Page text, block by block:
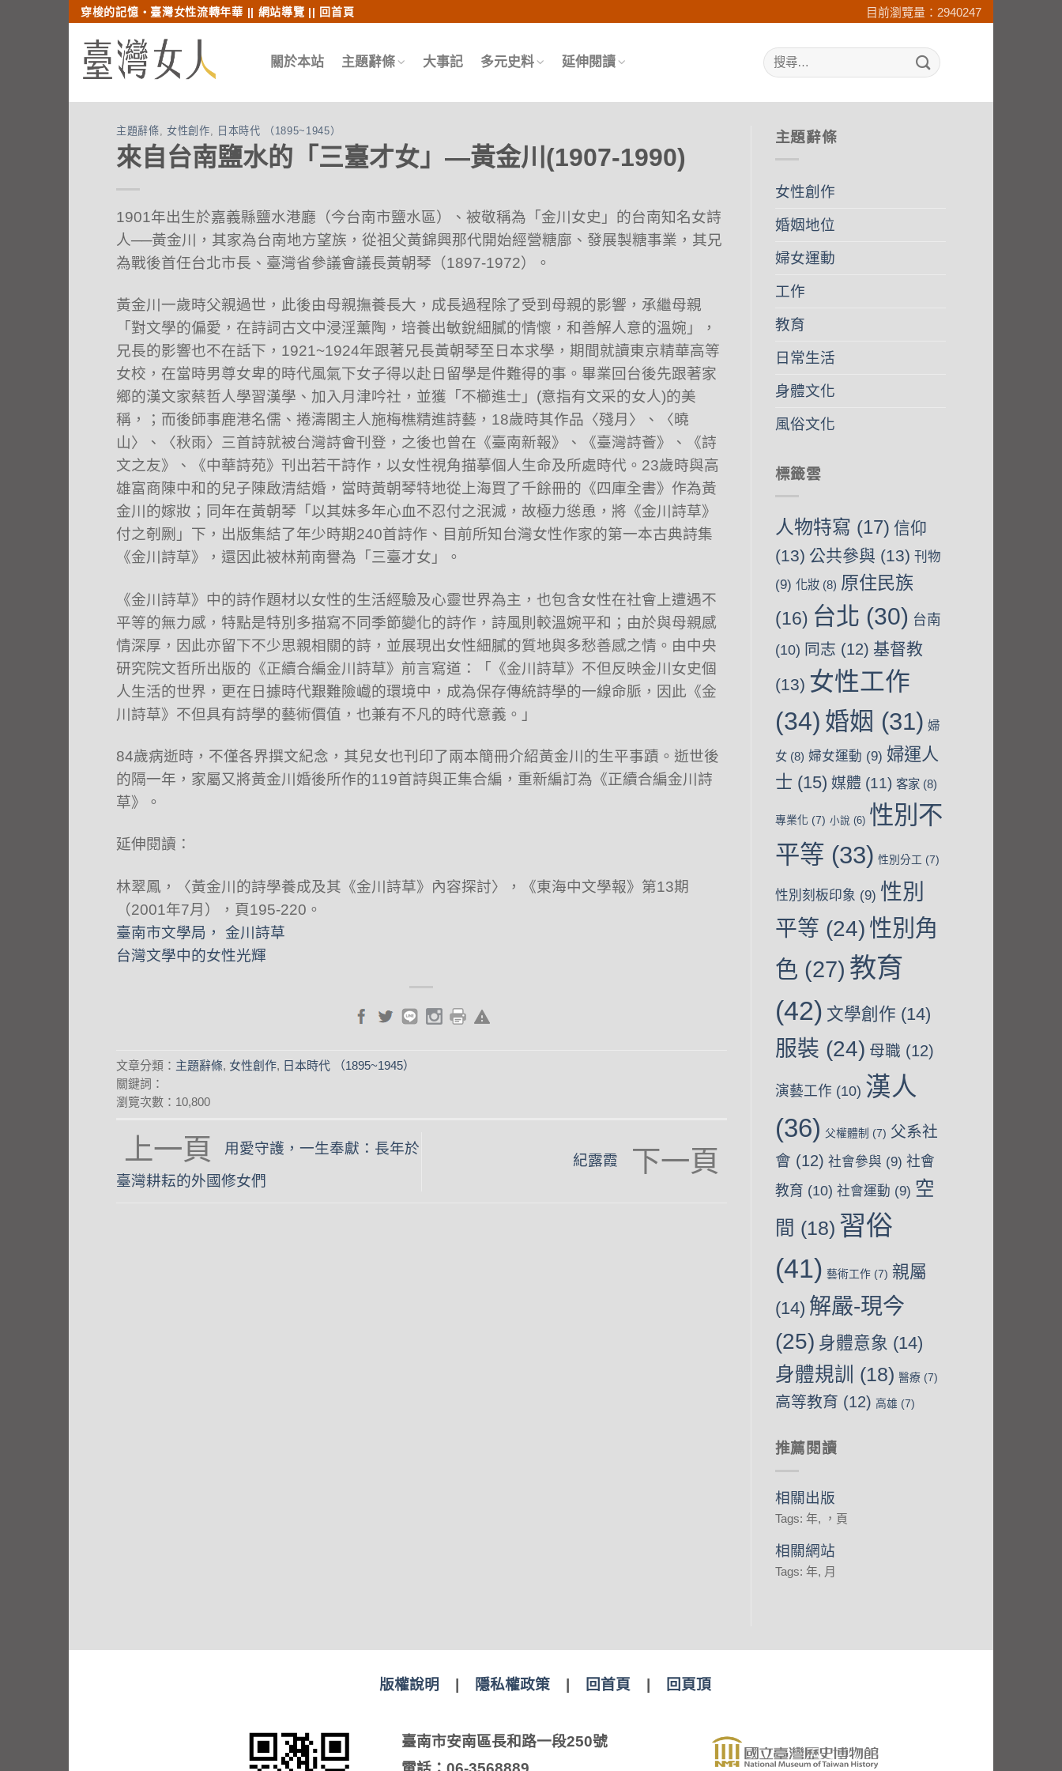
跳至內文
跳至索引列
穿梭的記憶‧臺灣女性流轉年華 || 網站導覽 || 回首頁 目前瀏覽量：2940247
關於本站 主題辭條 大事記 多元史料 延伸閱讀 search
主題辭條, 女性創作, 日本時代 （1895~1945）
來自台南鹽水的「三臺才女」―黃金川(1907-1990)
1901年出生於嘉義縣鹽水港廳（今台南市鹽水區）、被敬稱為「金川女史」的台南知名女詩
人──黃金川，其家為台南地方望族，從祖父黃錦興那代開始經營糖廍、發展製糖事業，其兄
為戰後首任台北市長、臺灣省參議會議長黃朝琴（1897-1972）。
黃金川一歲時父親過世，此後由母親撫養長大，成長過程除了受到母親的影響，承繼母親
「對文學的偏愛，在詩詞古文中浸淫薰陶，培養出敏銳細膩的情懷，和善解人意的溫婉」，
兄長的影響也不在話下，1921~1924年跟著兄長黃朝琴至日本求學，期間就讀東京精華高等
女校，在當時男尊女卑的時代風氣下女子得以赴日留學是件難得的事。畢業回台後先跟著家
鄉的漢文家蔡哲人學習漢學、加入月津吟社，並獲「不櫛進士」(意指有文采的女人)的美
稱，；而後師事鹿港名儒、捲濤閣主人施梅樵精進詩藝，18歲時其作品〈殘月〉、〈曉
山〉、〈秋雨〉三首詩就被台灣詩會刊登，之後也曾在《臺南新報》、《臺灣詩薈》、《詩
文之友》、《中華詩苑》刊出若干詩作，以女性視角描摹個人生命及所處時代。23歲時與高
雄富商陳中和的兒子陳啟清結婚，當時黃朝琴特地從上海買了千餘冊的《四庫全書》作為黃
金川的嫁妝；同年在黃朝琴「以其妹多年心血不忍付之泯滅，故極力慫恿，將《金川詩草》
付之剞劂」下，出版集結了年少時期240首詩作、目前所知台灣女性作家的第一本古典詩集
《金川詩草》，還因此被林荊南譽為「三臺才女」。
《金川詩草》中的詩作題材以女性的生活經驗及心靈世界為主，也包含女性在社會上遭遇不
平等的無力感，特點是特別多描寫不同季節變化的詩作，詩風則較溫婉平和；由於與母親感
情深厚，因此亦留下不少思親相關的詩，並展現出女性細膩的質地與多愁善感之情。由中央
研究院文哲所出版的《正續合編金川詩草》前言寫道：「《金川詩草》不但反映金川女史個
人生活的世界，更在日據時代艱難險巇的環境中，成為保存傳統詩學的一線命脈，因此《金
川詩草》不但具有詩學的藝術價值，也兼有不凡的時代意義。」
84歲病逝時，不僅各界撰文紀念，其兒女也刊印了兩本簡冊介紹黃金川的生平事蹟。逝世後
的隔一年，家屬又將黃金川婚後所作的119首詩與正集合編，重新編訂為《正續合編金川詩
草》。
延伸閱讀：
林翠鳳，〈黃金川的詩學養成及其《金川詩草》內容探討〉，《東海中文學報》第13期
（2001年7月），頁195-220。
臺南市文學局， 金川詩草
台灣文學中的女性光輝
文章分類： 主題辭條, 女性創作, 日本時代 （1895~1945）
關鍵詞：
瀏覽次數：10,800
angle-
用愛守護，一生奉獻：長年於
臺灣耕耘的外國修女們
紀露霞
主題辭條
女性創作
婚姻地位
婦女運動
工作
教育
日常生活
身體文化
風俗文化
標籤雲
人物特寫 (17) 信仰
(13) 公共參與 (13) 刊物
(9) 化妝(8) 原住民族
(16) 台北 (30) 台南
(10) 同志 (12) 基督教
(13) 女性工作
(34) 婚姻 (31) 婦
女(8) 婦女運動 (9) 婦運人
士(15) 媒體 (11) 客家(8)
專業化 (7) 小說 (6) 性別不
平等 (33) 性別分工 (7)
性別刻板印象 (9) 性別
平等 (24) 性別角
色 (27) 教育
(42) 文學創作 (14)
服裝 (24) 母職 (12)
演藝工作 (10) 漢人
(36) 父權體制 (7) 父系社
會 (12) 社會參與 (9) 社會
教育 (10) 社會運動 (9) 空
間 (18) 習俗
(41) 藝術工作(7) 親屬
(14) 解嚴-現今
(25) 身體意象 (14)
身體規訓 (18) 醫療(7)
高等教育 (12) 高雄 (7)
推薦閱讀
相關出版
Tags: 年, ，頁
相關網站
Tags: 年, 月
版權說明 | 隱私權政策| 回首頁 | 回頁頂
臺南市安南區長和路一段250號